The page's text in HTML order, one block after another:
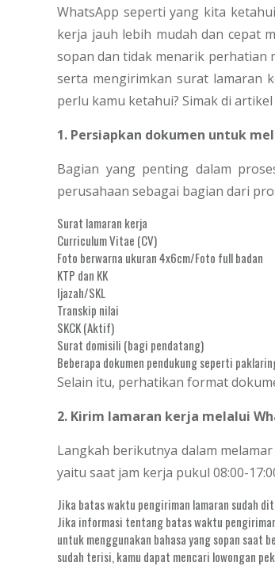
WhatsApp seperti yang kita
kerja jauh lebih mudah dan cepat
sopan dan tidak menarik perhatian
serta mengirimkan surat lamaran
perlu kamu ketahui? Simak di
1. Persiapkan dokumen untuk
Bagian yang penting dalam
perusahaan sebagai bagian dari
Surat lamaran kerja
Curriculum Vitae (CV)
Foto berwarna ukuran 4x6cm/Foto full badan
KTP dan KK
Ijazah/SKL
Transkip nilai
SKCK (Aktif)
Surat domisili (bagi pendatang)
Beberapa dokumen pendukung seperti
Selain itu, perhatikan format
2. Kirim lamaran kerja melalui
Langkah berikutnya dalam
yaitu saat jam kerja pukul 08:00-
Jika batas waktu pengiriman lamaran sudah
Jika informasi tentang batas waktu
untuk menggunakan bahasa yang sopan saat
sudah terisi, kamu dapat mencari lowongan